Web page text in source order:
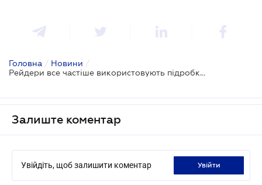
Головна / Новини /
Рейдери все частіше використовують підробки документів для внесення змін до реєстру нерухомості
Залиште коментар
Увійдіть, щоб залишити коментар увійти